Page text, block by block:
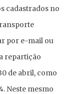
cadastrados no
por e-mail ou
repartição
de abril, como
Neste mesmo